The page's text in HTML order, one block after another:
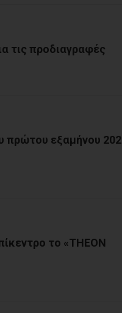
τις προδιαγραφές
πρώτου εξαμήνου
το «THEON